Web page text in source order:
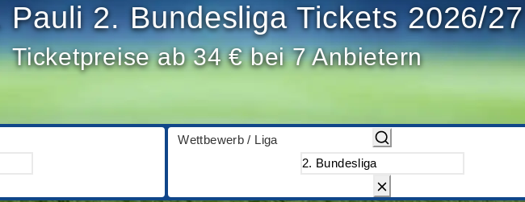
Pauli 2. Bundesliga Tickets 2026/27
Ticketpreise ab 34 € bei 7 Anbietern
Wettbewerb / Liga